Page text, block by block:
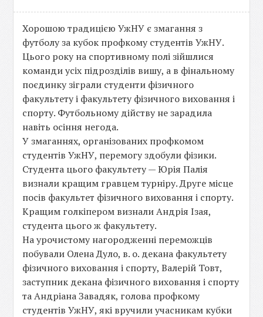
Хорошою традицією УжНУ є змагання з
футболу за кубок профкому студентів УжНУ.
Цього року на спортивному полі зійшлися
команди усіх підрозділів вишу, а в фінальному
поєдинку зіграли студенти фізичного
факультету і факультету фізичного виховання і
спорту. Футбольному дійству не зарадила
навіть осіння негода.
У змаганнях, організованих профкомом
студентів УжНУ, перемогу здобули фізики.
Студента цього факультету — Юрія Палія
визнали кращим гравцем турніру. Друге місце
посів факультет фізичного виховання і спорту.
Кращим голкіпером визнали Андрія Ізая,
студента цього ж факультету.
На урочистому нагородженні переможців
побували Олена Дуло, в. о. декана факультету
фізичного виховання і спорту, Валерій Товт,
заступник декана фізичного виховання і спорту
та Андріана Завадяк, голова профкому
студентів УжНУ, які вручили учасникам кубки